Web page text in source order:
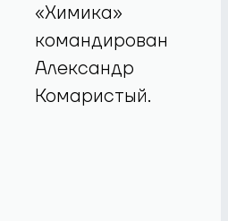
«Химика»
командирован
Александр
Комаристый.